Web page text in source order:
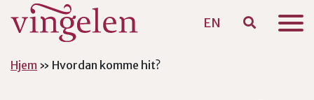
EN
Hjem » Hvordan komme hit?